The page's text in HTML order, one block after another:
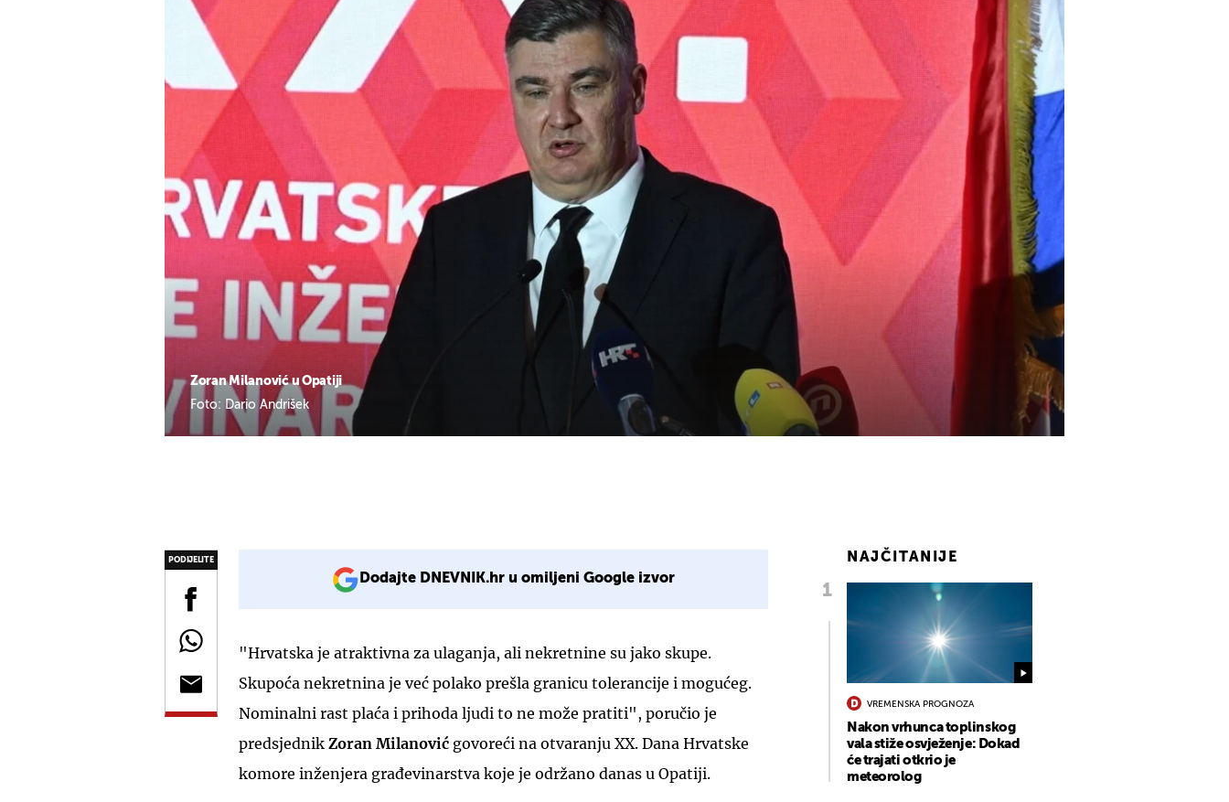
Zoran Milanović u Opatiji
Foto: Dario Andrišek
PODIJELITE
Dodajte DNEVNIK.hr u omiljeni Google izvor
"Hrvatska je atraktivna za ulaganja, ali nekretnine su jako skupe.
Skupoća nekretnina je već polako prešla granicu tolerancije i mogućeg.
Nominalni rast plaća i prihoda ljudi to ne može pratiti", poručio je
predsjednik Zoran Milanović govoreći na otvaranju XX. Dana Hrvatske
komore inženjera građevinarstva koje je održano danas u Opatiji.
NAJČITANIJE
VREMENSKA PROGNOZA
Nakon vrhunca toplinskog
vala stiže osvježenje: Dokad
će trajati otkrio je
meteorolog